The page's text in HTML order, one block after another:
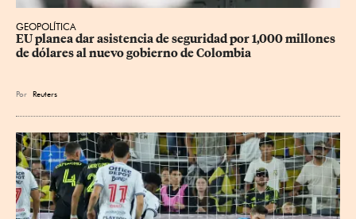
GEOPOLÍTICA
EU planea dar asistencia de seguridad por 1,000 millones
de dólares al nuevo gobierno de Colombia
Por Reuters